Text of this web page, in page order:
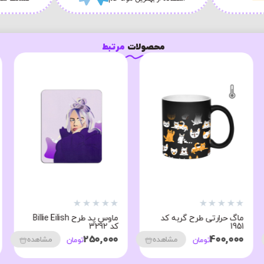
محصولات مرتبط
★
★
★
★
★
ماگ حرارتی طرح گربه کد
1951
400,000تومان مشاهده
★
★
★
★
★
ماوس پد طرح Billie Eilish
کد 3292
250,000تومان مشاهده